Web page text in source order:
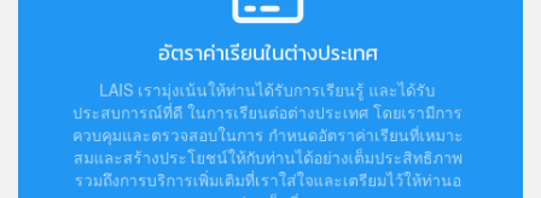
อัตราค่าเรียนในต่างประเทศ
LAIS เรามุ่งเน้นให้ท่านได้รับการเรียนรู้ และได้รับ
ประสบการณ์ที่ดี ในการเรียนต่อต่างประเทศ โดยเรามีการ
ควบคุมและตรวจสอบในการ กำหนดอัตราค่าเรียนที่เหมาะ
สมและสร้างประโยชน์ให้กับท่านได้อย่างเต็มประสิทธิภาพ
รวมถึงการบริการเพิ่มเติมที่เราใส่ใจและเตรียมไว้ให้ท่านอ